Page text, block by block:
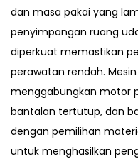
dan masa pakai yang
penyimpangan ruang
diperkuat memastikan
perawatan rendah.
menggabungkan motor
bantalan tertutup, dan
dengan pemilihan
untuk menghasilkan